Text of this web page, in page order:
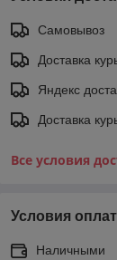
Самовывоз
Доставка
Яндекс
Доставка
Все условия
Условия
Наличными